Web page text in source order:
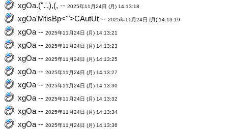
xgOa.(".',),(, --2025年11月24日 (月) 14:13:18
xgOa'MtisBp<'">CAutUt --2025年11月24日 (月) 14:13:19
xgOa --2025年11月24日 (月) 14:13:21
xgOa --2025年11月24日 (月) 14:13:23
xgOa --2025年11月24日 (月) 14:13:25
xgOa --2025年11月24日 (月) 14:13:27
xgOa --2025年11月24日 (月) 14:13:30
xgOa --2025年11月24日 (月) 14:13:32
xgOa --2025年11月24日 (月) 14:13:34
xgOa --2025年11月24日 (月) 14:13:36